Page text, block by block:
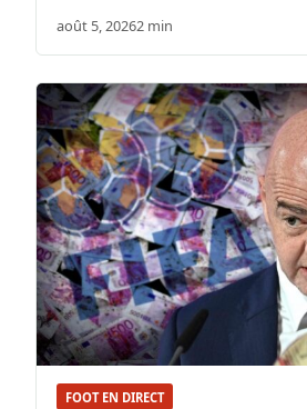
août 5, 20262 min
FOOT EN DIRECT